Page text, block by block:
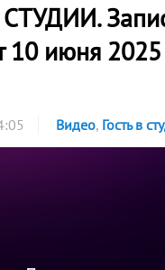
10 июня 2025
Видео, Гость в